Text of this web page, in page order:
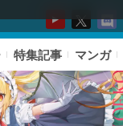
特集記事 マンガ